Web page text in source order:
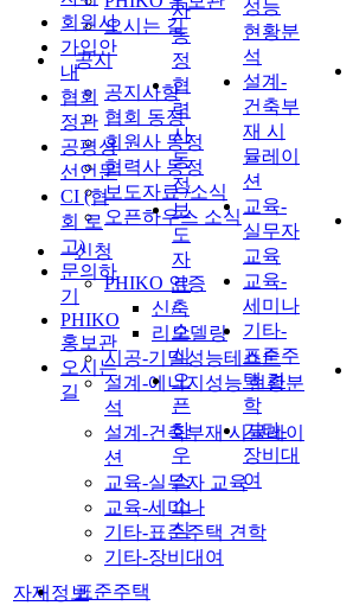
오시는 길
공지
공지사항
협회 동정
회원사 동정
협력사 동정
보도자료 /소식
오픈하우스 소식
신청
PHIKO 인증
신축
리모델링
시공-기밀성능테스트
설계-에너지성능 현황분
석
설계-건축부재 시뮬레이
션
교육-실무자 교육
교육-세미나
기타-표준주택 견학
기타-장비대여
표준주택
회원사
가입안
내
협회
정관
공평성
선언문
CI (협
회 로
고)
문의하
기
PHIKO
홍보관
오시는
길
사
동
정
협
력
사
동
정
보
도
자
료
/
소
식
오
픈
하
우
스
소
식
성능
현황분
석
설계-
건축부
재 시
뮬레이
션
교육-
실무자
교육
교육-
세미나
기타-
표준주
택 견
학
기타-
장비대
여
자재정보